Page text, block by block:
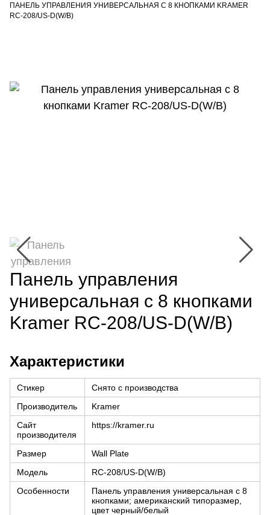
ПАНЕЛЬ УПРАВЛЕНИЯ УНИВЕРСАЛЬНАЯ С 8 КНОПКАМИ KRAMER
RC-208/US-D(W/B)
Панель управления
универсальная с 8 кнопками
Kramer RC-208/US-D(W/B)
Характеристики
Стикер
Снято с производства
Производитель
Kramer
Сайт
производителя
https://kramer.ru
Размер
Wall Plate
Модель
RC-208/US-D(W/B)
Особенности
Панель управления универсальная с 8
кнопками; американский типоразмер,
цвет черный/белый